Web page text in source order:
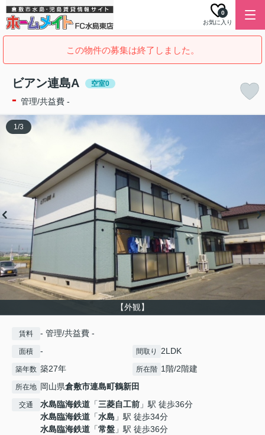
お気に入り
0
この物件の募集は終了しました。
ビアン連島A 空室0
- 管理/共益費 -
【外観】
1/3
賃料 - 管理/共益費 -
面積 - 間取り 2LDK
築年数 築27年 所在階 1階/2階建
所在地 岡山県倉敷市連島町鶴新田
交通 水島臨海鉄道 「三菱自工前 」駅 徒歩36分
水島臨海鉄道 「水島 」駅 徒歩34分
水島臨海鉄道 「常盤 」駅 徒歩36分